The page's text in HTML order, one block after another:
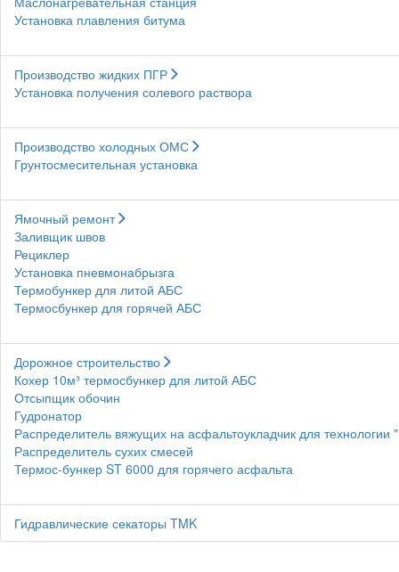
Установка плавления битума
Производство жидких ПГР
Установка получения солевого раствора
Производство холодных ОМС
Грунтосмесительная установка
Ямочный ремонт
Заливщик швов
Рециклер
Установка пневмонабрызга
Термобункер для литой АБС
Термосбункер для горячей АБС
Дорожное строительство
Кохер 10м³ термосбункер для литой АБС
Отсыпщик обочин
Гудронатор
Распределитель вяжущих на асфальтоукладчик для технологии
Распределитель сухих смесей
Термос-бункер ST 6000 для горячего асфальта
Гидравлические секаторы TMK